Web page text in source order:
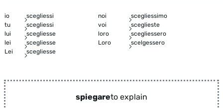
io scegliessi noi
scegliessimo
tu
scegliessi voi
sceglieste
lui
scegliesse loro
scegliessero
lei
scegliesse Loro
scelgessero
Lei
scegliesse
spiegareto explain